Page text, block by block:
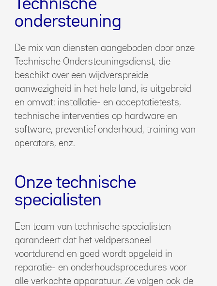
Technische
ondersteuning
De mix van diensten aangeboden door onze
Technische Ondersteuningsdienst, die
beschikt over een wijdverspreide
aanwezigheid in het hele land, is uitgebreid
en omvat: installatie- en acceptatietests,
technische interventies op hardware en
software, preventief onderhoud, training van
operators, enz.
Onze technische
specialisten
Een team van technische specialisten
garandeert dat het veldpersoneel
voortdurend en goed wordt opgeleid in
reparatie- en onderhoudsprocedures voor
alle verkochte apparatuur. Ze volgen ook de